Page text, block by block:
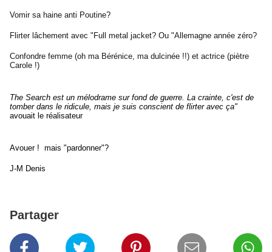
Vomir sa haine anti Poutine?
Flirter lâchement avec "Full metal jacket? Ou "Allemagne année zéro?
Confondre femme (oh ma Bérénice, ma dulcinée !!) et actrice (piètre
Carole !)
The Search est un mélodrame sur fond de guerre. La crainte, c'est de
tomber dans le ridicule, mais je suis conscient de flirter avec ça"
avouait le réalisateur
Avouer ! mais "pardonner"?
J-M Denis
Partager